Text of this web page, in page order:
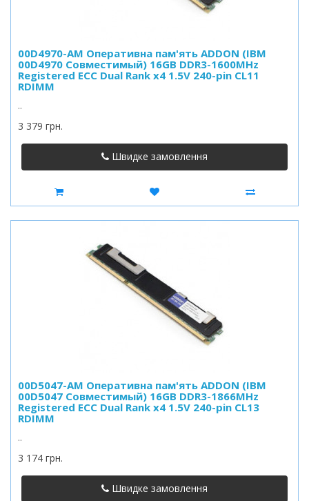
00D4970-AM Оперативна пам'ять ADDON (IBM
00D4970 Совместимый) 16GB DDR3-1600MHz
Registered ECC Dual Rank x4 1.5V 240-pin CL11
RDIMM
..
3 379 грн.
Швидке замовлення
00D5047-AM Оперативна пам'ять ADDON (IBM
00D5047 Совместимый) 16GB DDR3-1866MHz
Registered ECC Dual Rank x4 1.5V 240-pin CL13
RDIMM
..
3 174 грн.
Швидке замовлення